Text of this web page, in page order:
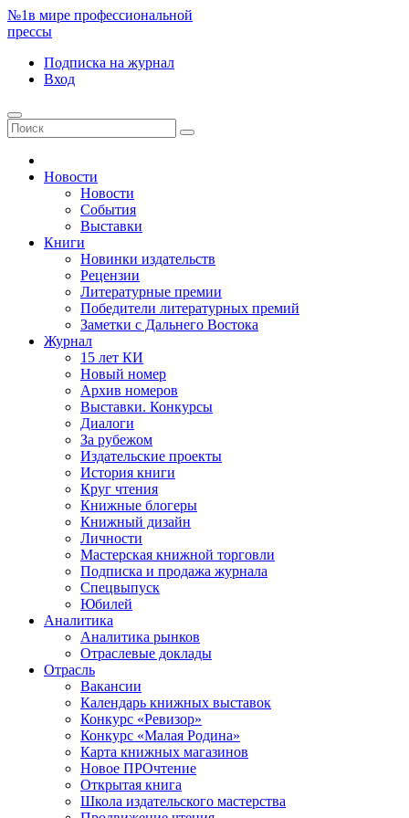
№1в мире профессиональной
прессы
Подписка на журнал
Вход
Новости
Новости
События
Выставки
Книги
Новинки издательств
Рецензии
Литературные премии
Победители литературных премий
Заметки с Дальнего Востока
Журнал
15 лет КИ
Новый номер
Архив номеров
Выставки. Конкурсы
Диалоги
За рубежом
Издательские проекты
История книги
Круг чтения
Книжные блогеры
Книжный дизайн
Личности
Мастерская книжной торговли
Подписка и продажа журнала
Спецвыпуск
Юбилей
Аналитика
Аналитика рынков
Отраслевые доклады
Отрасль
Вакансии
Календарь книжных выставок
Конкурс «Ревизор»
Конкурс «Малая Родина»
Карта книжных магазинов
Новое ПРОчтение
Открытая книга
Школа издательского мастерства